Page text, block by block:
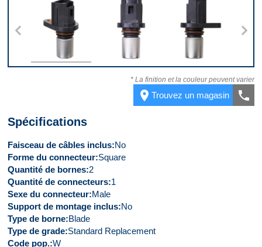
Devant Côté
* La finition et la couleur peuvent varier
place Trouvez un magasin call
Spécifications
Faisceau de câbles inclus No
Forme du connecteur Square
Quantité de bornes 2
Quantité de connecteurs 1
Sexe du connecteur Male
Support de montage inclus No
Type de borne Blade
Type de grade Standard Replacement
Code pop. W